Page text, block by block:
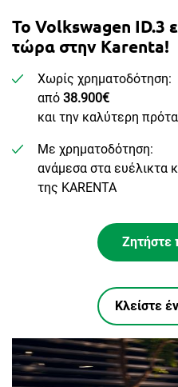
Το Volkswagen ID.3
τώρα στην Karenta!
Χωρίς χρηματοδότηση:
από 38.900€
και την καλύτερη
Με χρηματοδότηση:
ανάμεσα στα ευέλικτα
της KARENTA
Ζητήστε
Κλείστε